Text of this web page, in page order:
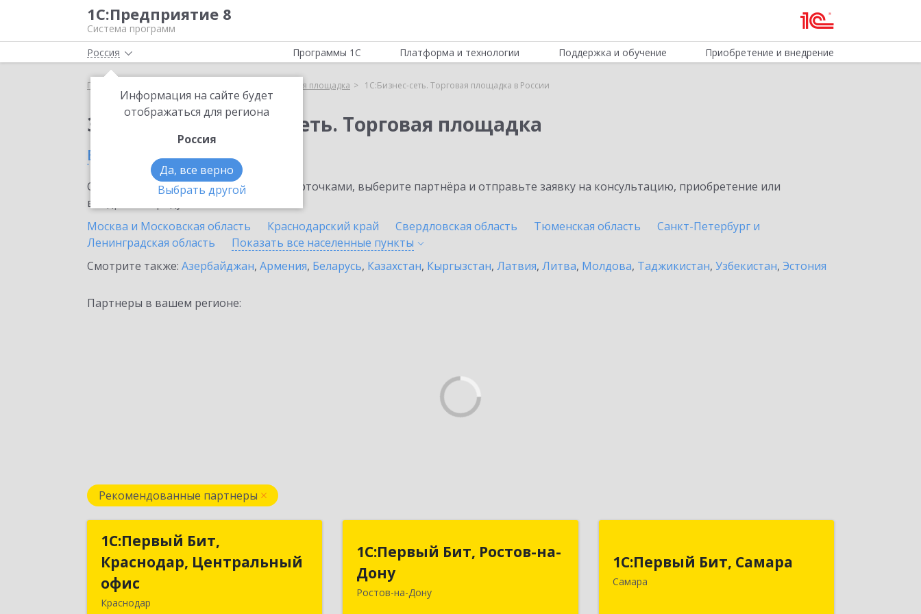
1С:Предприятие 8
Система программ
Россия
Информация на сайте будет
отображаться для региона
Россия
Да, все верно
Выбрать другой
Программы 1С Платформа и технологии Поддержка и обучение Приобретение и внедрение
Главная 1С:Бизнес-сеть. Торговая площадка 1С:Бизнес-сеть. Торговая площадка в России
Заказать 1С:Бизнес-сеть. Торговая площадка
в России
Ознакомьтесь с информационными карточками, выберите партнёра и отправьте заявку на консультацию, приобретение или
внедрение продукта.
Москва и Московская область
Краснодарский край Свердловская область Тюменская область
Санкт-Петербург и
Ленинградская область
Показать все населенные пункты
Смотрите также: Азербайджан, Армения, Беларусь, Казахстан, Кыргызстан, Латвия, Литва, Молдова, Таджикистан, Узбекистан, Эстония
Партнеры в вашем регионе:
Рекомендованные партнеры
1С:Первый Бит,
Краснодар, Центральный
офис
Краснодар
1С:Первый Бит,
Краснодар, Центральный
1С:Первый Бит, Ростов-на-
Дону
Ростов-на-Дону
1С:Первый Бит, Ростов-на-
Дону
344091, Ростовская обл, Ростов-на-
1С:Первый Бит, Самара
Самара
443013, Самарская обл, Самара г,